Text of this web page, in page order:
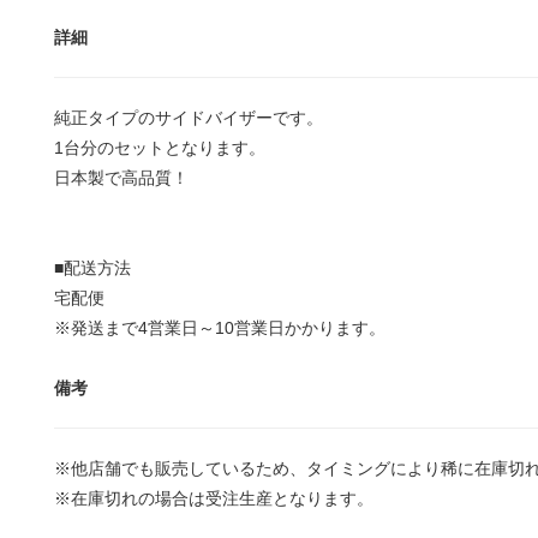
詳細
純正タイプのサイドバイザーです。
1台分のセットとなります。
日本製で高品質！
■配送方法
宅配便
※発送まで4営業日～10営業日かかります。
備考
※他店舗でも販売しているため、タイミングにより稀に在庫切
※在庫切れの場合は受注生産となります。